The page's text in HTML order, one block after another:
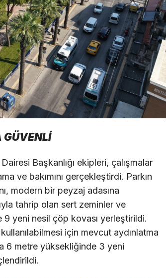
GÜVENLİ
Başkanlığı ekipleri, çalışmalar
ve bakımını gerçekleştirdi. Parkın
modern bir peyzaj adasına
tahrip olan sert zeminler ve
9 yeni nesil çöp kovası yerleştirildi.
için mevcut aydınlatma
6 metre yüksekliğinde 3 yeni